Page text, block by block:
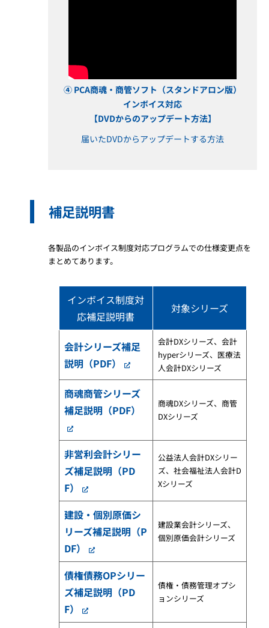
④ PCA商魂・商管ソフト（スタンドアロン版）
インボイス対応
【DVDからのアップデート方法】
届いたDVDからアップデートする方法
補足説明書
各製品のインボイス制度対応プログラムでの仕様変更点を
まとめてあります。
インボイス制度対
応補足説明書
対象シリーズ
会計シリーズ補足
説明（PDF）
会計DXシリーズ、会計
hyperシリーズ、医療法
人会計DXシリーズ
商魂商管シリーズ
補足説明（PDF）
商魂DXシリーズ、商管
DXシリーズ
非営利会計シリー
ズ補足説明（PD
F）
公益法人会計DXシリー
ズ、社会福祉法人会計D
Xシリーズ
建設・個別原価シ
リーズ補足説明（P
DF）
建設業会計シリーズ、
個別原価会計シリーズ
債権債務OPシリー
ズ補足説明（PD
F）
債権・債務管理オプシ
ョンシリーズ